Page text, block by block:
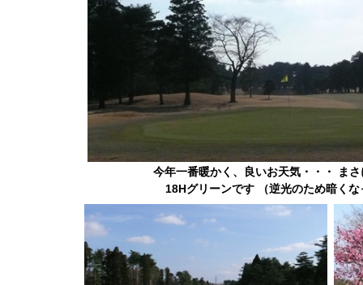
今年一番暖かく、良いお天気・・・ ま
18Hグリーンです （逆光のため暗く